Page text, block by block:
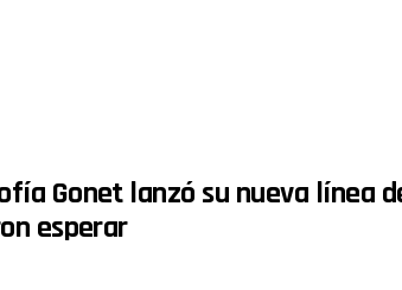
Gonet lanzó su nueva línea
esperar